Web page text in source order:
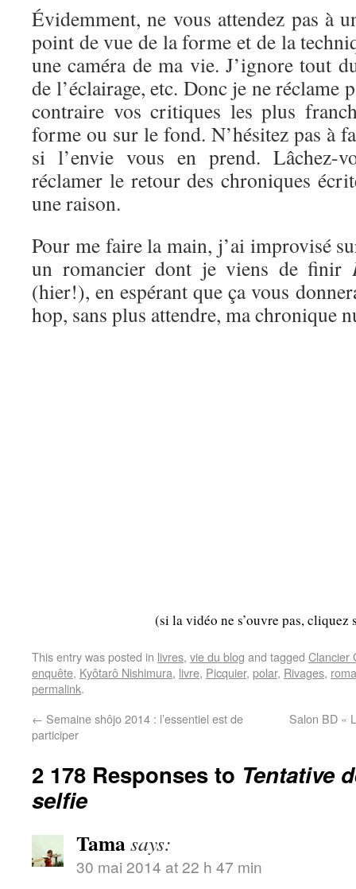
Évidemment, ne vous attendez pas à
point de vue de la forme et de la
une caméra de ma vie. J’ignore tout
de l’éclairage, etc. Donc je ne réclame
contraire vos critiques les plus
forme ou sur le fond. N’hésitez pas à
si l’envie vous en prend. Lâchez-
réclamer le retour des chroniques
une raison.
Pour me faire la main, j’ai improvisé
un romancier dont je viens de finir
(hier!), en espérant que ça vous
hop, sans plus attendre, ma chronique
(si la vidéo ne s’ouvre pas, cliquez
This entry was posted in livres, vie du blog and tagged Clancier
enquête, Kyôtarô Nishimura, livre, Picquier, polar, Rivages,
permalink.
← Semaine shôjo 2014 : l’essentiel est de
participer
Salon BD «
2 178 Responses to Tentative
selfie
Tamasays:
30 mai 2014 at 22 h 47 min